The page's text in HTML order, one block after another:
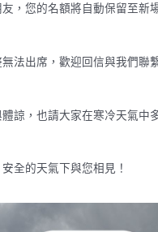
，您的名額將自動保留至新
法出席，歡迎回信與我們聯
諒，也請大家在寒冷天氣中
全的天氣下與您相見！